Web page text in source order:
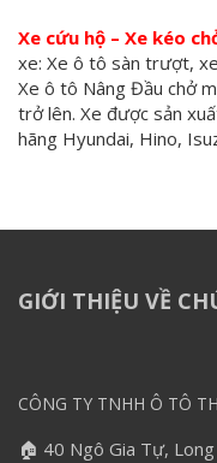
Xe cứu hộ – Xe kéo
xe: Xe ô tô sàn trượt,
Xe ô tô Nâng Đầu chở
trở lên. Xe được sản
hãng Hyundai, Hino,
GIỚI THIỆU VỀ
CÔNG TY TNHH Ô TÔ
🏠 40 Ngô Gia Tự,